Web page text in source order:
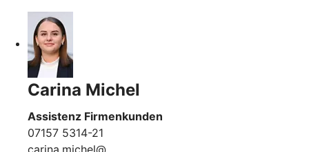
Carina Michel
Assistenz Firmenkunden
07157 5314-21
carina.michel@